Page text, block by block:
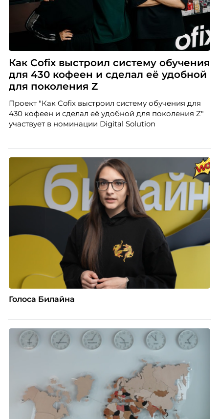
Как Cofix выстроил систему обучения
для 430 кофеен и сделал её удобной
для поколения Z
Проект "Как Cofix выстроил систему обучения для
430 кофеен и сделал её удобной для поколения Z"
участвует в номинации Digital Solution
Голоса Билайна